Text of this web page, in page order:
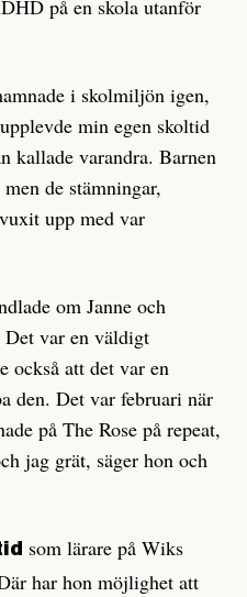
på en skola utanför
i skolmiljön igen,
min egen skoltid
kallade varandra. Barnen
de stämningar,
upp med var
om Janne och
Det var en väldigt
också att det var en
den. Det var februari när
på The Rose på repeat,
jag grät, säger hon och
som lärare på Wiks
har hon möjlighet att